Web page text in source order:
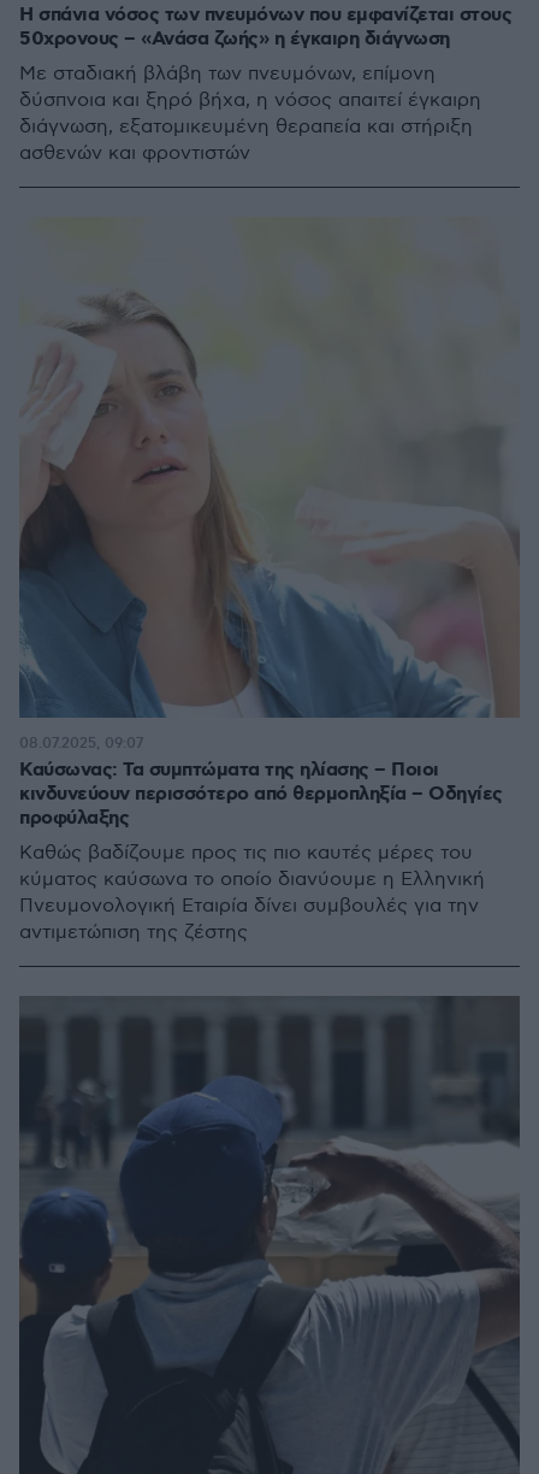
Η σπάνια νόσος των πνευμόνων που εμφανίζεται στους
50χρονους – «Ανάσα ζωής» η έγκαιρη διάγνωση
Με σταδιακή βλάβη των πνευμόνων, επίμονη
δύσπνοια και ξηρό βήχα, η νόσος απαιτεί έγκαιρη
διάγνωση, εξατομικευμένη θεραπεία και στήριξη
ασθενών και φροντιστών
Καύσωνας: Τα συμπτώματα της ηλίασης – Ποιοι
κινδυνεύουν περισσότερο από θερμοπληξία – Οδηγίες
προφύλαξης
Καθώς βαδίζουμε προς τις πιο καυτές μέρες του
κύματος καύσωνα το οποίο διανύουμε η Ελληνική
Πνευμονολογική Εταιρία δίνει συμβουλές για την
αντιμετώπιση της ζέστης
08.07.2025, 09:07